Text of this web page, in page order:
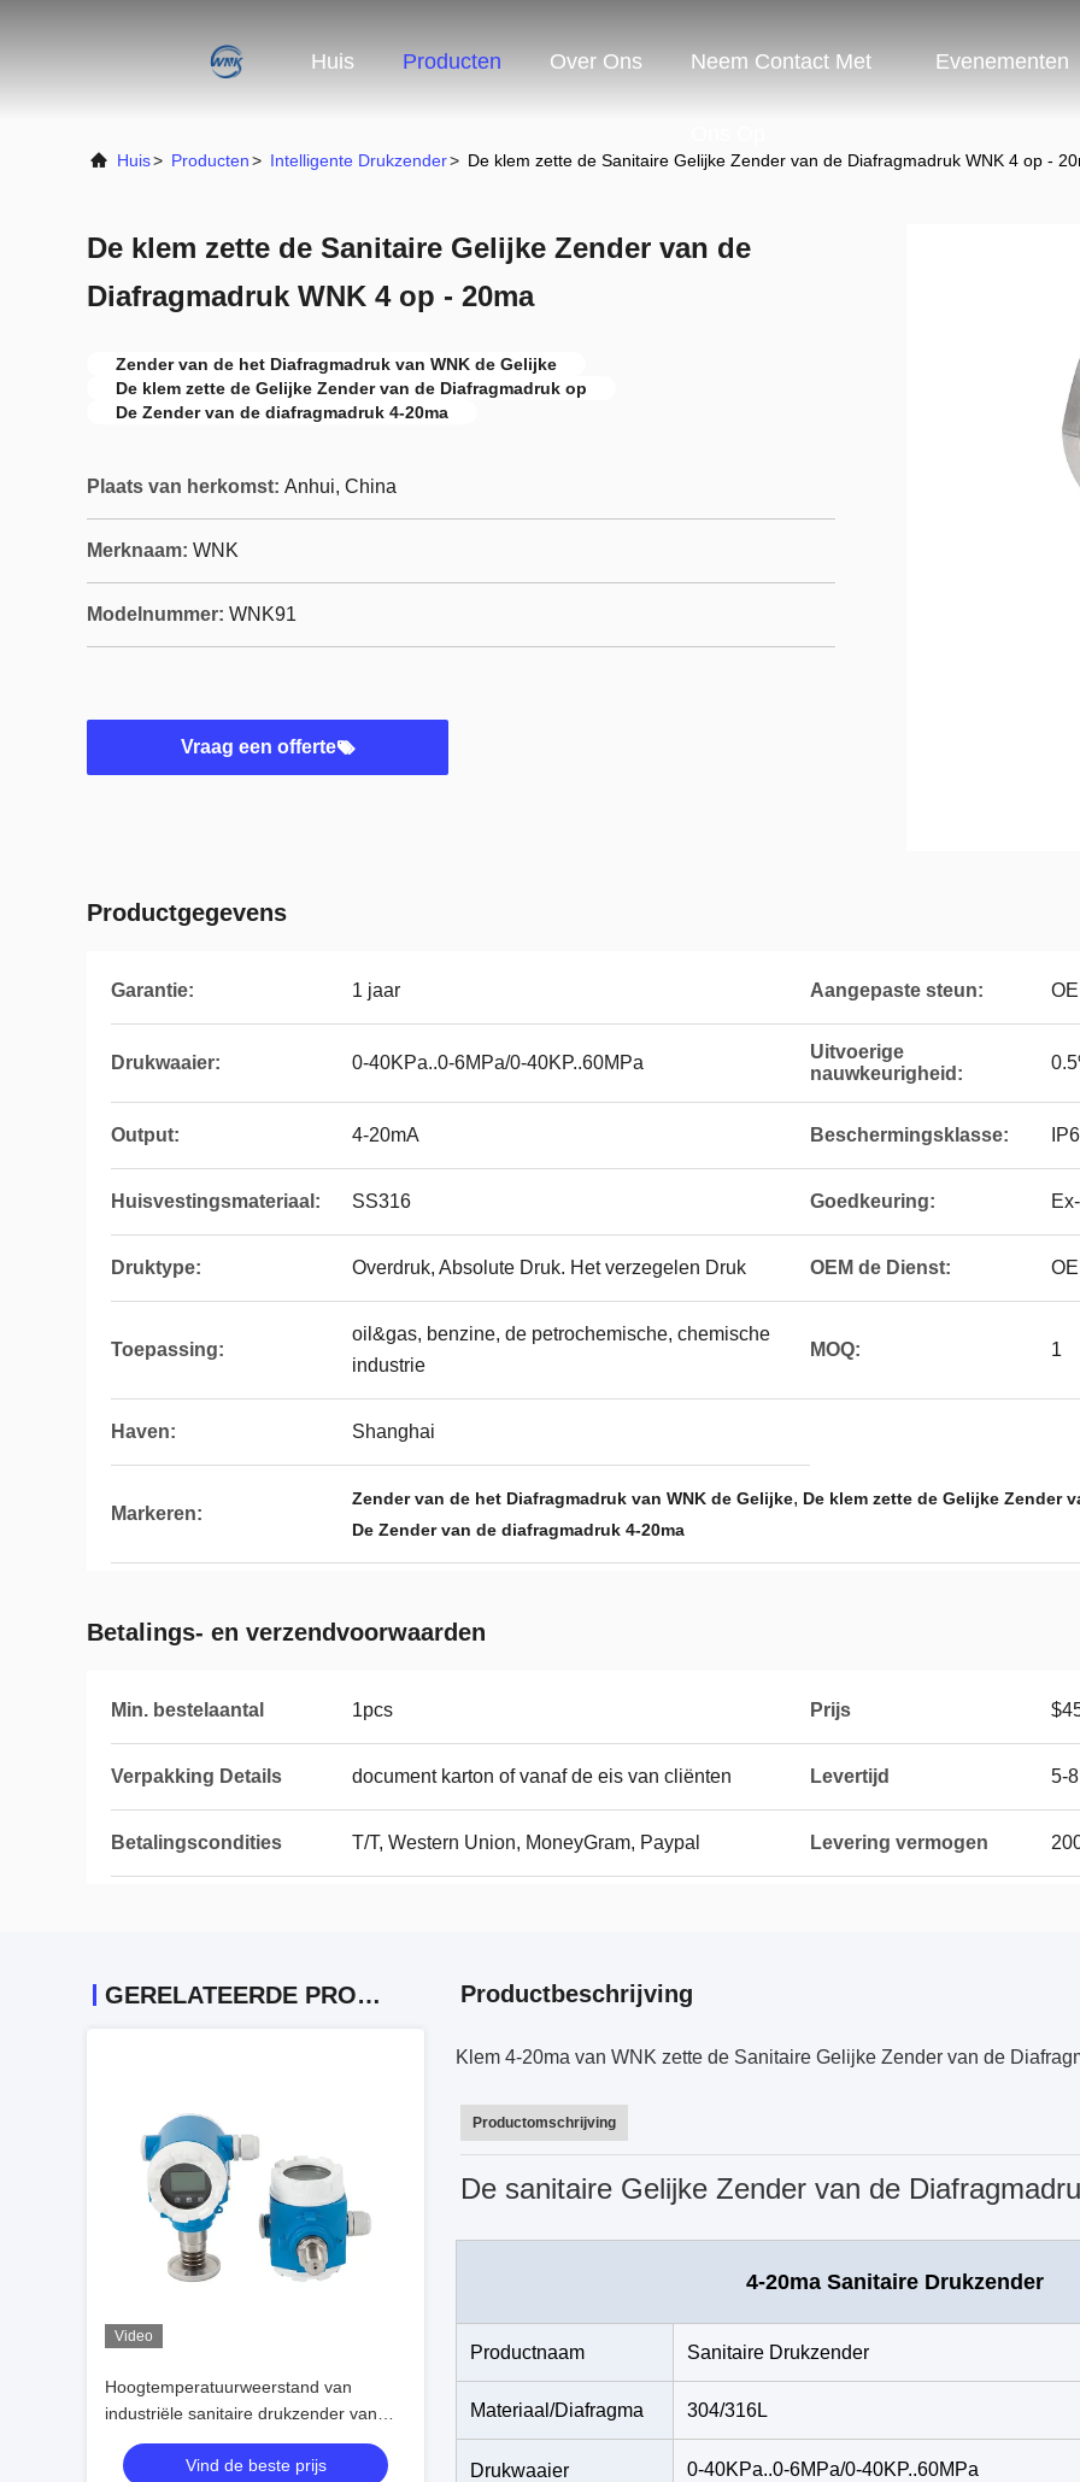
Huis Producten Over Ons Neem Contact Met Evenementen
Huis> Producten> Intelligente Drukzender> De klem zette de Sanitaire Gelijke Zender van de Diafragmadruk WNK 4 op -
De klem zette de Sanitaire Gelijke Zender van de
Diafragmadruk WNK 4 op - 20ma
Zender van de het Diafragmadruk van WNK de Gelijke
De klem zette de Gelijke Zender van de Diafragmadruk op
De Zender van de diafragmadruk 4-20ma
Plaats van herkomst: Anhui, China
Merknaam: WNK
Modelnummer: WNK91
Vraag een offerte
Productgegevens
Garantie: 1 jaar Aangepaste steun:
Drukwaaier: 0-40KPa..0-6MPa/0-40KP..60MPa
Uitvoerige
nauwkeurigheid:
Output: 4-20mA Beschermingsklasse:
Huisvestingsmateriaal: SS316 Goedkeuring:
Druktype: Overdruk, Absolute Druk. Het verzegelen Druk OEM de Dienst:
Toepassing:
oil&gas, benzine, de petrochemische, chemische
industrie
MOQ: 1
Haven: Shanghai
Markeren:
Zender van de het Diafragmadruk van WNK de Gelijke, De klem zette de Gelijke Zender
De Zender van de diafragmadruk 4-20ma
Betalings- en verzendvoorwaarden
Min. bestelaantal 1pcs Prijs
Verpakking Details document karton of vanaf de eis van cliënten Levertijd 5-
Betalingscondities T/T, Western Union, MoneyGram, Paypal Levering vermogen
GERELATEERDE PRODUCTEN
Video
Hoogtemperatuurweerstand van
industriële sanitaire drukzender van
roestvrij staal
Vind de beste prijs
Productbeschrijving
Klem 4-20ma van WNK zette de Sanitaire Gelijke Zender van de
Productomschrijving
De sanitaire Gelijke Zender van de
4-20ma Sanitaire Drukzender
Productnaam Sanitaire Drukzender
Materiaal/Diafragma 304/316L
Drukwaaier 0-40KPa..0-6MPa/0-40KP..60MPa